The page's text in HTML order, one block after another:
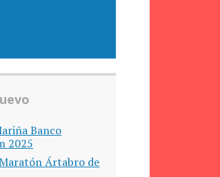
Banco
2025
Ártabro de